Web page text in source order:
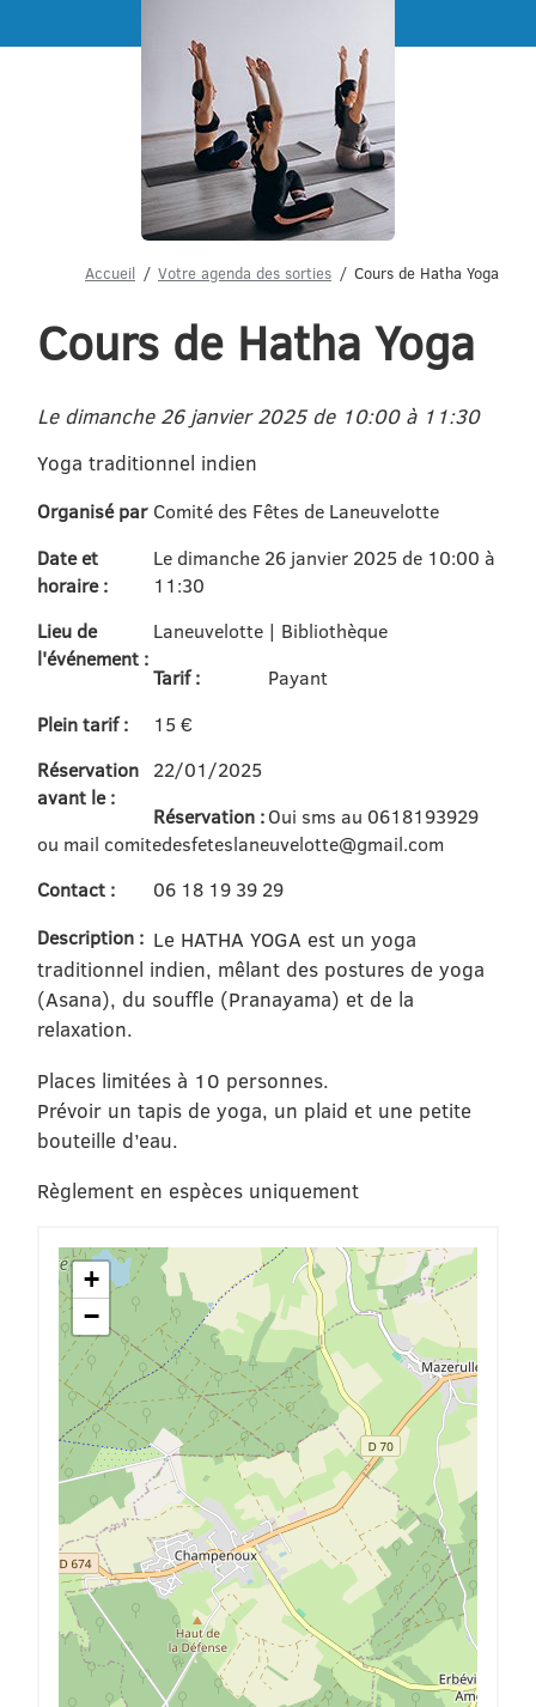
Accueil Votre agenda des sorties Cours de Hatha Yoga
Cours de Hatha Yoga
Le dimanche 26 janvier 2025 de 10:00 à 11:30
Yoga traditionnel indien
Organisé par Comité des Fêtes de Laneuvelotte
Date et
horaire :
Le dimanche 26 janvier 2025 de 10:00 à
11:30
Lieu de
l'événement :
Laneuvelotte | Bibliothèque
Tarif :
Payant
Plein tarif :
15 €
Réservation
avant le :
22/01/2025
Réservation : Oui sms au 0618193929
ou mail comitedesfeteslaneuvelotte@gmail.com
Contact :
06 18 19 39 29
Description : Le HATHA YOGA est un yoga
traditionnel indien, mêlant des postures de yoga
(Asana), du souffle (Pranayama) et de la
relaxation.
Places limitées à 10 personnes.
Prévoir un tapis de yoga, un plaid et une petite
bouteille d’eau.
Règlement en espèces uniquement
+
−